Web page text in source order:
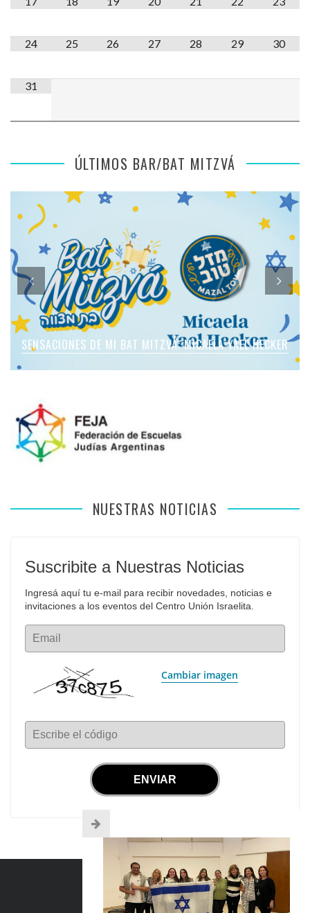
24 25 26 27 28 29 30
31
ÚLTIMOS BAR/BAT MITZVÁ
SENSACIONES DE MI BAT MITZVÁ: MICAELA YAEL HECKER
SENSACIONES DE MI BAT MITZVÁ: MARTINA SOL LEVY
SENSACIONES DE MI BAT MITZVÁ: MICAELA ROMANO
APFELBAUM
SENSACIONES DE MI BAT MITZVÁ: VIOLETA LIEBMAN
SENSACIONES EN MI BAR MITZVÁ: VITALI GUIDA
NUESTRAS NOTICIAS
Suscribite a Nuestras Noticias
Ingresá aquí tu e-mail para recibir novedades, noticias e
invitaciones a los eventos del Centro Unión Israelita.
Email
Cambiar imagen
Escribe el código